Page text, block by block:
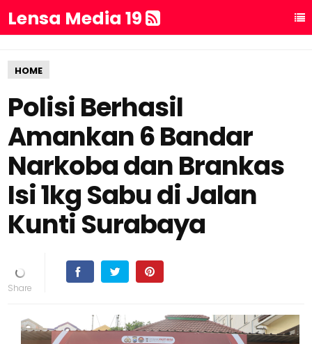
Lensa Media 19
HOME
Polisi Berhasil
Amankan 6 Bandar
Narkoba dan Brankas
Isi 1kg Sabu di Jalan
Kunti Surabaya